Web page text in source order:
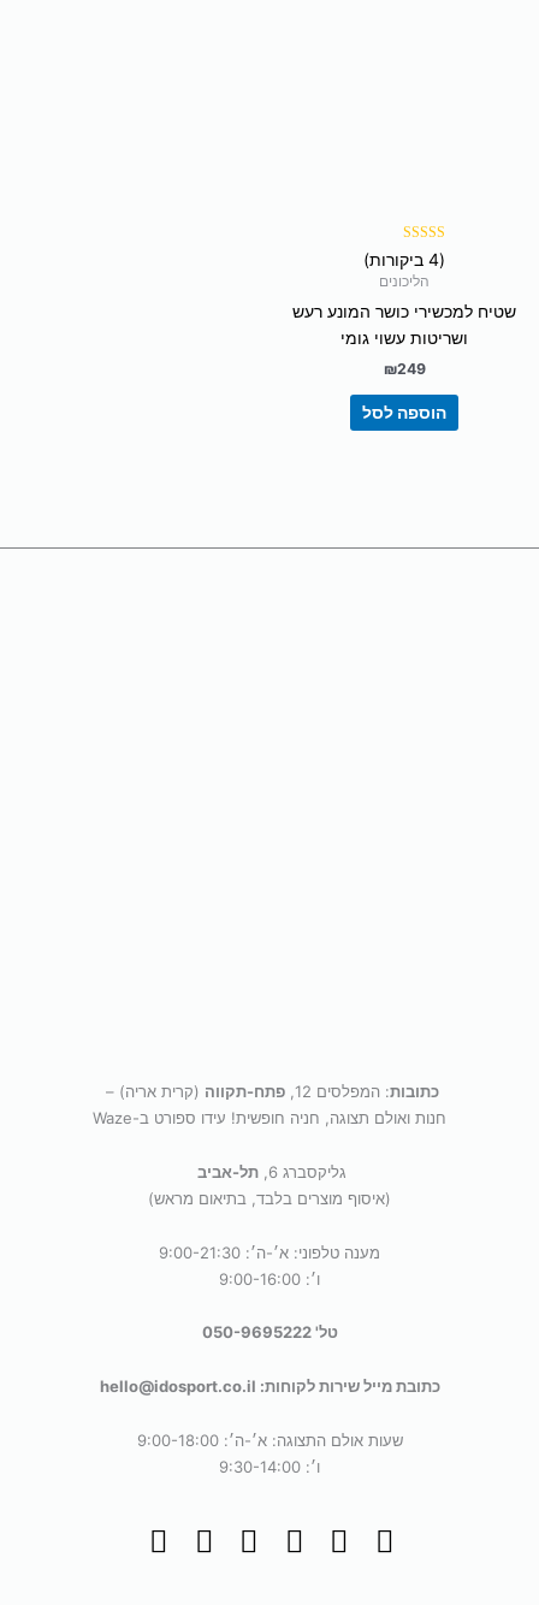
דורג
5.00
מתוך 5
(4 ביקורות)
הליכונים
שטיח למכשירי כושר המונע רעש
ושריטות עשוי גומי
₪249
הוספה לסל
כתובות: המפלסים 12, פתח-תקווה (קרית אריה) –
חנות ואולם תצוגה, חניה חופשית! עידו ספורט ב-Waze
גליקסברג 6,
תל-אביב
(איסוף מוצרים בלבד, בתיאום מראש)
מענה טלפוני: א׳-ה׳: 9:00-21:30
ו׳: 9:00-16:00
טל' 050-9695222
כתובת מייל שירות לקוחות: hello@idosport.co.il
שעות אולם התצוגה: א׳-ה׳: 9:00-18:00
ו׳: 9:30-14:00